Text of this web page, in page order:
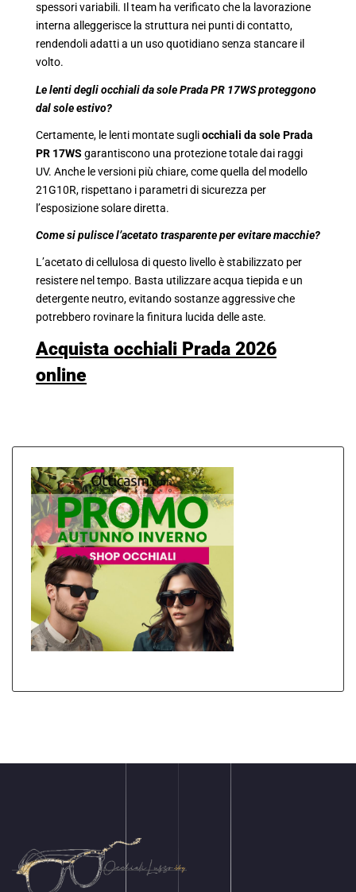
spessori variabili. Il team ha verificato che la lavorazione
interna alleggerisce la struttura nei punti di contatto,
rendendoli adatti a un uso quotidiano senza stancare il
volto.
Le lenti degli occhiali da sole Prada PR 17WS proteggono
dal sole estivo?
Certamente, le lenti montate sugliocchiali da sole Prada
PR 17WS garantiscono una protezione totale dai raggi
UV. Anche le versioni più chiare, come quella del modello
21G10R, rispettano i parametri di sicurezza per
l’esposizione solare diretta.
Come si pulisce l’acetato trasparente per evitare macchie?
L’acetato di cellulosa di questo livello è stabilizzato per
resistere nel tempo. Basta utilizzare acqua tiepida e un
detergente neutro, evitando sostanze aggressive che
potrebbero rovinare la finitura lucida delle aste.
Acquista occhiali Prada 2026
online